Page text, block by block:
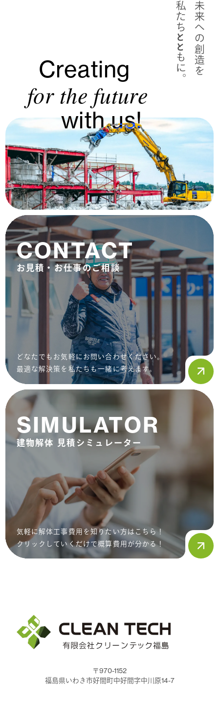
未来への創造を
私たち
とと
もに。
Creating
for the future
with us!
CONTACT
お見積・お仕事のご相談
どなたでもお気軽にお問い合わせください。
最適な解決策を私たちも一緒に考えます。
SIMULATOR
建物解体 見積シミュレーター
気軽に解体工事費用を知りたい方はこちら！
クリックしていくだけで概算費用が分かる！
〒970-1152
福島県いわき市好間町中好間字中川原14-7